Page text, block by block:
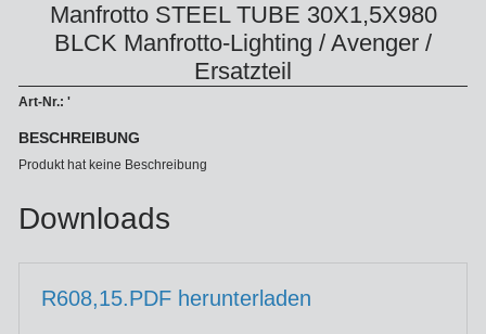
Manfrotto STEEL TUBE 30X1,5X980
BLCK Manfrotto-Lighting / Avenger /
Ersatzteil
Art-Nr.: '
BESCHREIBUNG
Produkt hat keine Beschreibung
Downloads
R608,15.PDF herunterladen